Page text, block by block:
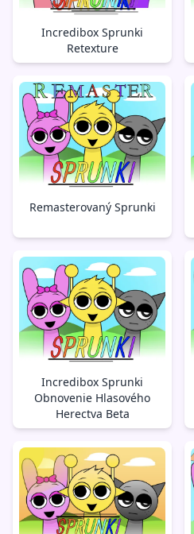
Incredibox Sprunki
Retexture
Remasterovaný Sprunki
Incredibox Sprunki
Obnovenie Hlasového
Herectva Beta